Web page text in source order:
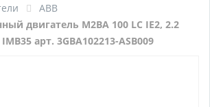
ABB
двигатель M2BA 100 LC IE2, 2.2
арт. 3GBA102213-ASB009